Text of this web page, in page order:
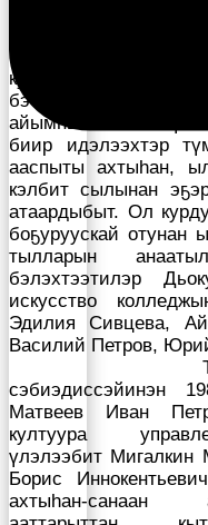
Көрсүһүүгэ улууспут
куораттан,
айымньылаахтык
биир идэлээхтэр
ааспыты ахтыһан,
кэлбит сылынан
атаардыбыт. Ол
боҕуруускай отунан
тылларын
бэлэхтээтилэр
искусство
Эдилия Сивцева,
Василий Петров,
Тэрээһиҥҥэ
сэбиэдиссэйинэн
Матвеев Иван
култуура
үлэлээбит Мигалкин
Борис
ахтыһан-санаан